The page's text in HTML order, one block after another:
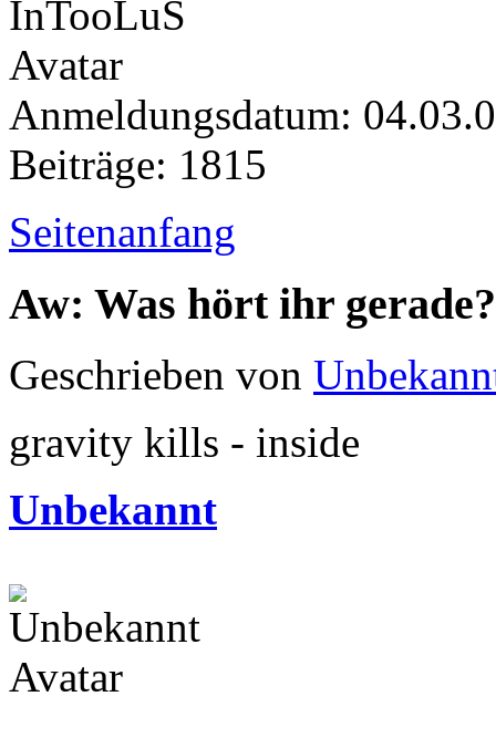
Anmeldungsdatum:
Beiträge: 1815
Seitenanfang
Aw: Was hört ihr gerade?
Geschrieben von
gravity kills - inside
Unbekannt